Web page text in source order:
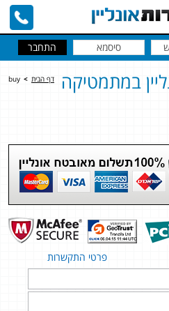
דף הבית >
buy
במתמטיקה
פרטי התקשרות